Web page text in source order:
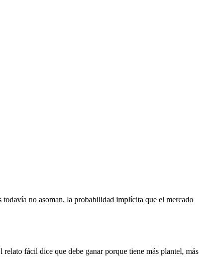
no asoman, la probabilidad implícita que el mercado
fácil dice que debe ganar porque tiene más plantel, más